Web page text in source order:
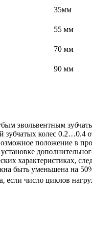
35мм
55 мм
70 мм
90 мм
эвольвентным
колес 0.2…0.4
положение в
характеристиках,
быть уменьшена на
число циклов